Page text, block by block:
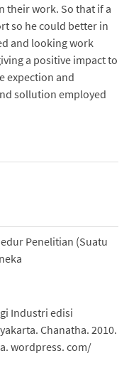
their work. So that if a
so he could better in
and looking work
a positive impact to
expection and
sollution employed
Penelitian (Suatu
Industri edisi
Chanatha. 2010.
wordpress. com/